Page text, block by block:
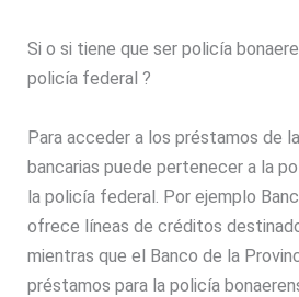
Si o si tiene que ser policía
policía federal ?
Para acceder a los préstamos de
bancarias puede pertenecer a la
la policía federal. Por ejemplo
ofrece líneas de créditos
mientras que el Banco de la
préstamos para la policía